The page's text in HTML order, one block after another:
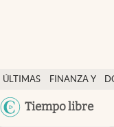
ÚLTIMAS
NOTICIAS
FINANZA Y
Tiempo libre
Salud y nutrición
Vida espiritual